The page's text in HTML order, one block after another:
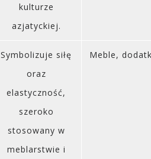
kulturze
azjatyckiej.
Symbolizuje siłę
oraz
elastyczność,
szeroko
stosowany w
meblarstwie i
Meble,